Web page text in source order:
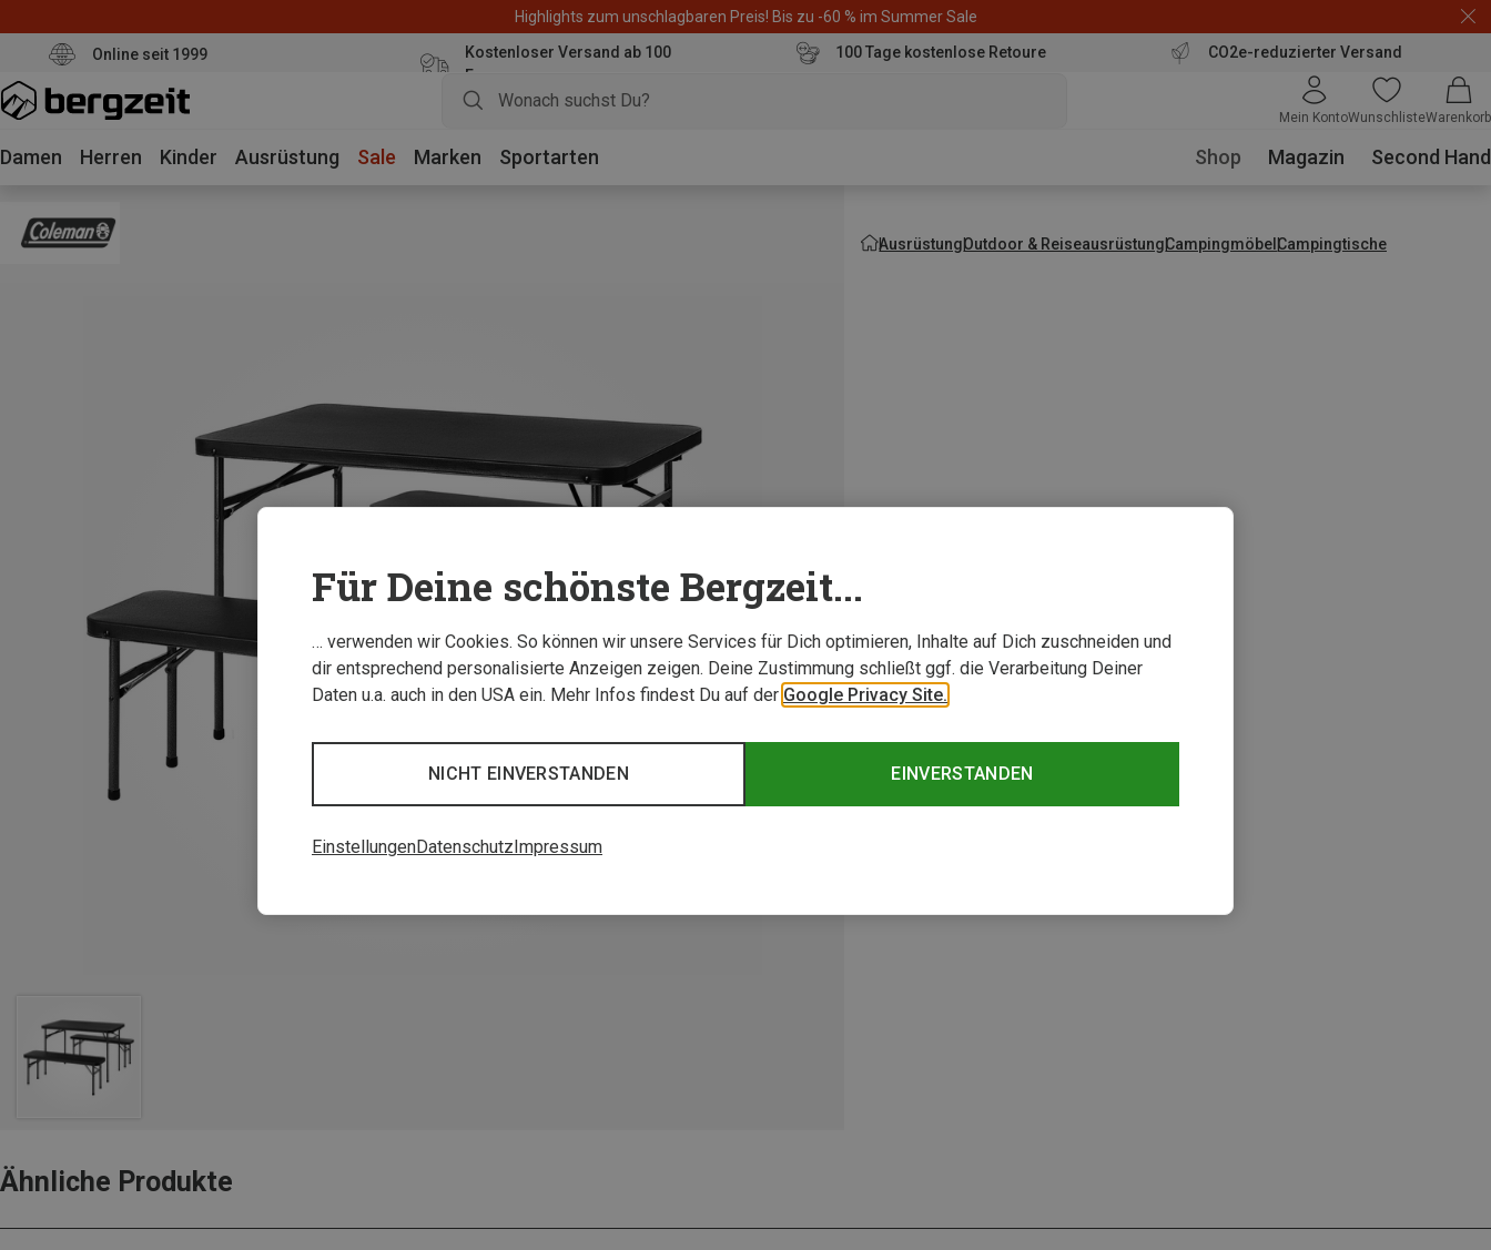
Highlights zum unschlagbaren Preis! Bis zu -60 % im Summer Sale
Online seit 1999
Kostenloser Versand ab 100
Euro
100 Tage kostenlose Retoure CO2e-reduzierter Versand
Mein KontoWunschlisteWarenkorb
Damen Herren Kinder Ausrüstung Sale Marken Sportarten Shop Magazin Second Hand
AusrüstungOutdoor & ReiseausrüstungCampingmöbelCampingtische
Ähnliche Produkte
Für Deine schönste Bergzeit...
… verwenden wir Cookies. So können wir unsere Services für Dich optimieren, Inhalte auf Dich zuschneiden und
dir entsprechend personalisierte Anzeigen zeigen. Deine Zustimmung schließt ggf. die Verarbeitung Deiner
Daten u.a. auch in den USA ein. Mehr Infos findest Du auf der Google Privacy Site.
EINVERSTANDEN
NICHT EINVERSTANDEN
EinstellungenDatenschutz Impressum